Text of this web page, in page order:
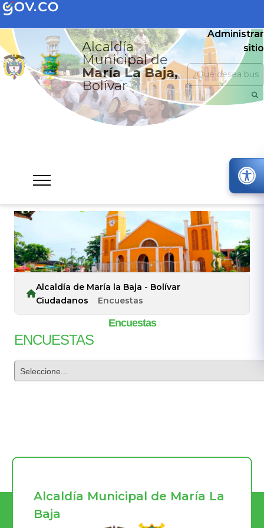
Alcaldía
Municipal de
María La Baja,
Bolívar
Administrar
sitio
Alcaldía de María la Baja - Bolívar
Ciudadanos
Encuestas
Encuestas
​ENCUESTAS
Alcaldía Municipal de María La
Baja